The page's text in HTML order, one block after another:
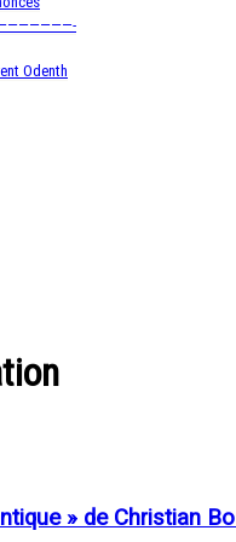
Odenth
» de Christian